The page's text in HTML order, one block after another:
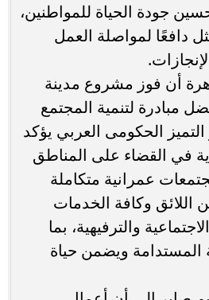
جودة الحياة للمواطنين،
دافعًا لمواصلة العمل
أن فوز مشروع مدينة
مبادرة لتنمية المجتمع
الحكومى العربي يؤكد
في القضاء على المناطق
عمرانية متكاملة
اللائق وكافة الخدمات
والترفيهية، بما
المستدامة ويضمن حياة